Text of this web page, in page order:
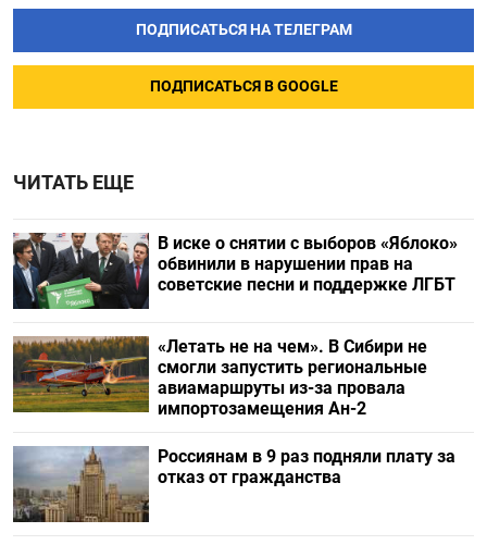
ПОДПИСАТЬСЯ НА ТЕЛЕГРАМ
ПОДПИСАТЬСЯ В GOOGLE
ЧИТАТЬ ЕЩЕ
В иске о снятии с выборов «Яблоко»
обвинили в нарушении прав на
советские песни и поддержке ЛГБТ
«Летать не на чем». В Сибири не
смогли запустить региональные
авиамаршруты из-за провала
импортозамещения Ан-2
Россиянам в 9 раз подняли плату за
отказ от гражданства